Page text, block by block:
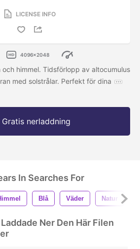
LICENSE INFO
4096x2048
himmel. Tidsförlopp av altocumulus
med solstrålar. Perfekt för dina
Gratis nerladdning
In Searches For
Blå Väder Natur
Ner Den Här Filen